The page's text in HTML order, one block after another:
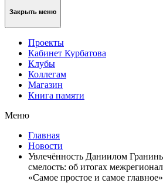
Закрыть меню
Проекты
Кабинет Курбатова
Клубы
Коллегам
Магазин
Книга памяти
Меню
Главная
Новости
Увлечённость Даниилом
смелость: об итогах
«Самое простое и самое главное»